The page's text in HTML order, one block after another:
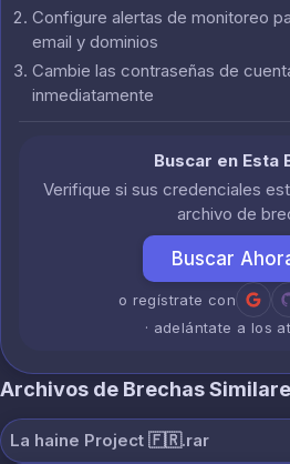
Configure alertas de monitoreo
email y dominios
Cambie las contraseñas de
inmediatamente
Buscar en Esta
Verifique si sus credenciales
archivo de
Buscar
o regístrate con
· adelántate a los
Archivos de Brechas
La haine Project 🇫🇷.rar